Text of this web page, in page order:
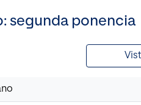
segunda ponencia